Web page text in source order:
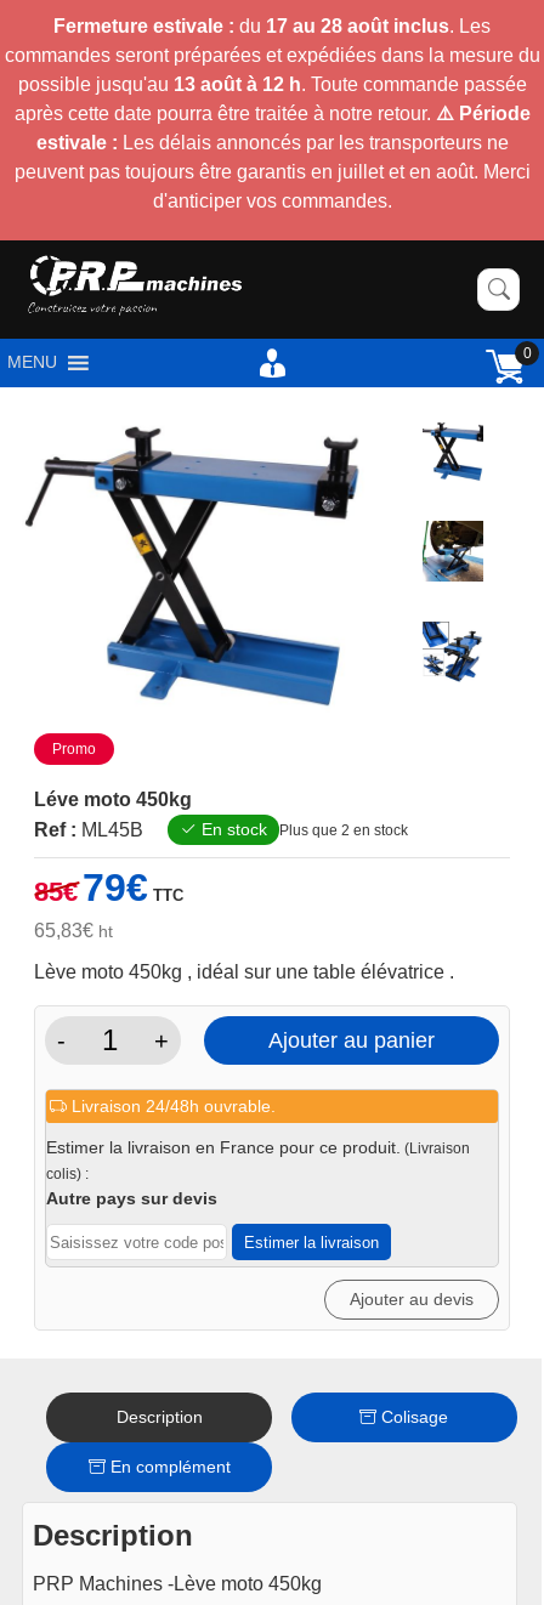
Fermeture estivale : du 17 au 28 août inclus. Les
commandes seront préparées et expédiées dans la mesure du
possible jusqu'au 13 août à 12 h. Toute commande passée
après cette date pourra être traitée à notre retour. ⚠️ Période
estivale : Les délais annoncés par les transporteurs ne
peuvent pas toujours être garantis en juillet et en août. Merci
d'anticiper vos commandes.
MENU 0
Promo
Léve moto 450kg
Ref : ML45B En stock Plus que 2 en stock
85€
Le
prix
initial
79€prix
est :
79€.
TTC
65,83€ht
Lève moto 450kg , idéal sur une table élévatrice .
-
quantité
Léve
moto
+ Ajouter au panier
Livraison 24/48h ouvrable.
Estimer la livraison en France pour ce produit. (Livraison
colis) :
Autre pays sur devis
Estimer la livraison
Ajouter au devis
Description Colisage
En complément
Description
PRP Machines -Lève moto 450kg